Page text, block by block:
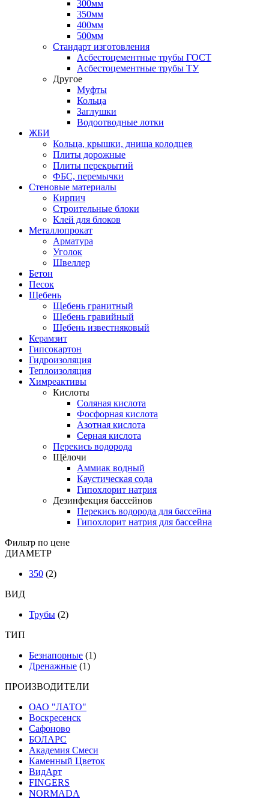
300мм
350мм
400мм
500мм
Стандарт изготовления
Асбестоцементные трубы ГОСТ
Асбестоцементные трубы ТУ
Другое
Муфты
Кольца
Заглушки
Водоотводные лотки
ЖБИ
Кольца, крышки, днища колодцев
Плиты дорожные
Плиты перекрытий
ФБС, перемычки
Стеновые материалы
Кирпич
Строительные блоки
Клей для блоков
Металлопрокат
Арматура
Уголок
Швеллер
Бетон
Песок
Щебень
Щебень гранитный
Щебень гравийный
Щебень известняковый
Керамзит
Гипсокартон
Гидроизоляция
Теплоизоляция
Химреактивы
Кислоты
Соляная кислота
Фосфорная кислота
Азотная кислота
Серная кислота
Перекись водорода
Щёлочи
Аммиак водный
Каустическая сода
Гипохлорит натрия
Дезинфекция бассейнов
Перекись водорода для бассейна
Гипохлорит натрия для бассейна
Фильтр по цене
ДИАМЕТР
350 (2)
ВИД
Трубы (2)
ТИП
Безнапорные (1)
Дренажные (1)
ПРОИЗВОДИТЕЛИ
ОАО "ЛАТО"
Воскресенск
Сафоново
БОЛАРС
Академия Смеси
Каменный Цветок
ВидАрт
FINGERS
NORMADA